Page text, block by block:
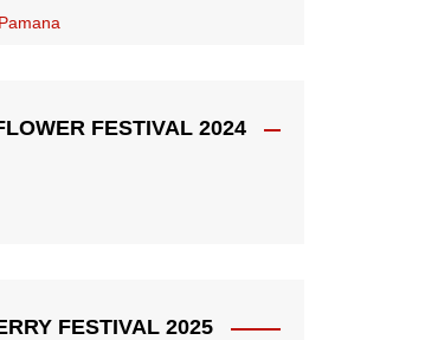
FESTIVAL 2024
FESTIVAL 2025